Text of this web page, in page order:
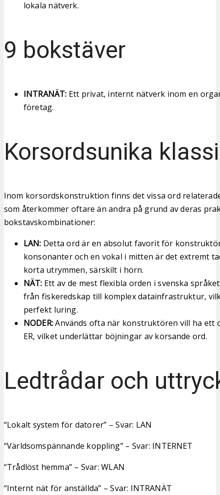
lokala nätverk.
9 bokstäver
INTRANÄT: Ett privat, internt nätverk inom en
företag.
Korsordsunika
Inom korsordskonstruktion finns det vissa ord
som återkommer oftare än andra på grund av deras
bokstavskombinationer:
LAN: Detta ord är en absolut favorit för
konsonanter och en vokal i mitten är det extremt
korta utrymmen, särskilt i hörn.
NÄT: Ett av de mest flexibla orden i svenska
från fiskeredskap till komplex datainfrastruktur,
perfekt luring.
NODER:Används ofta när konstruktören vill ha ett
ER, vilket underlättar böjningar av korsande ord.
Ledtrådar och
“Lokalt system för datorer” – Svar: LAN
“Världsomspännande koppling” – Svar: INTERNET
“Trådlöst hemma” – Svar: WLAN
“Internt nät för anställda” – Svar: INTRANÄT